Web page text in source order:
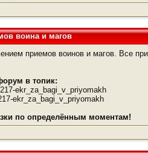
воина и магов
приемов воинов и магов. Все
в топик:
ekr_za_bagi_v_priyomakh
ekr_za_bagi_v_priyomakh
по определённым моментам!